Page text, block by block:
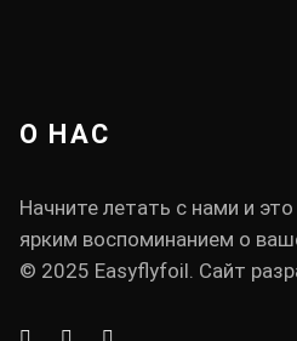
О НАС
Начните летать с нами и
ярким воспоминанием о
© 2025 Easyflyfoil. Сайт